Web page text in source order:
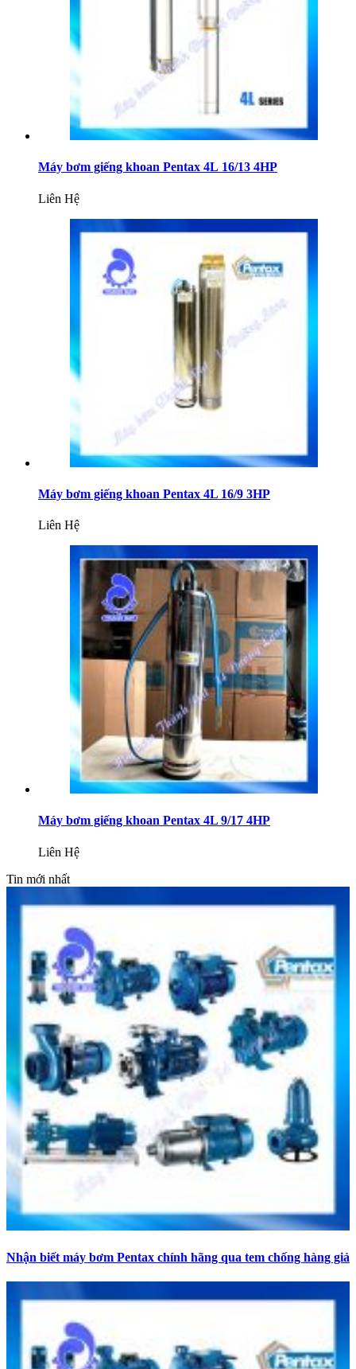
Máy bơm giếng khoan Pentax 4L 16/13 4HP
Liên Hệ
Máy bơm giếng khoan Pentax 4L 16/9 3HP
Liên Hệ
Máy bơm giếng khoan Pentax 4L 9/17 4HP
Liên Hệ
Tin mới nhất
Nhận biết máy bơm Pentax chính hãng qua tem chống hàng giả